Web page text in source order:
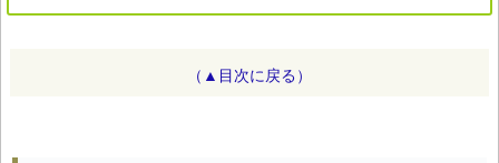
（▲目次に戻る）